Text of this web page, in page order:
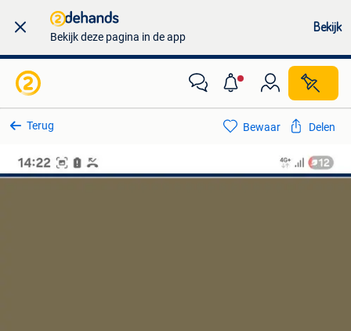
Bekijk deze pagina in de app
Bekijk
Terug Bewaar Delen